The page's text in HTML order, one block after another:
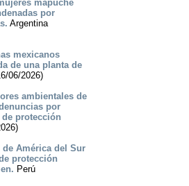
mapuche
por
Argentina
mexicanos
de una planta de
06/2026)
ambientales de
por
protección
de América del Sur
protección
Perú